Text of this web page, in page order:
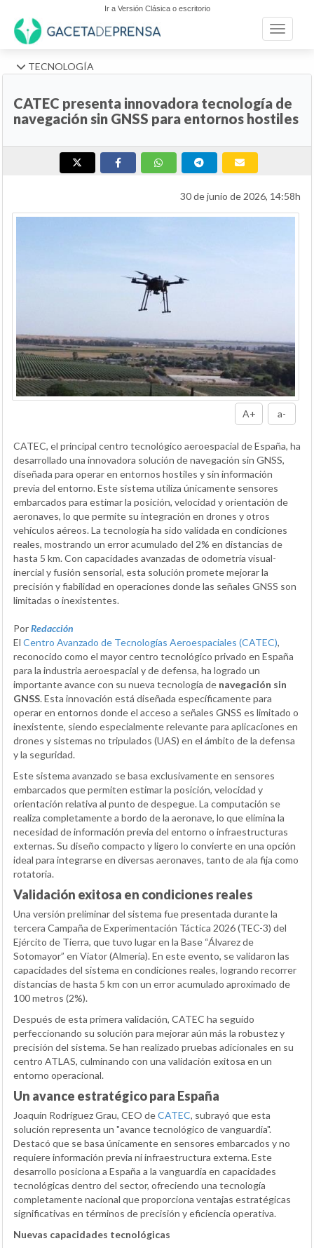
Ir a Versión Clásica o escritorio
Toggle
TECNOLOGÍA
CATEC presenta innovadora tecnología de
navegación sin GNSS para entornos hostiles
30 de junio de 2026, 14:58h
A+ a-
CATEC, el principal centro tecnológico aeroespacial de España, ha
desarrollado una innovadora solución de navegación sin GNSS,
diseñada para operar en entornos hostiles y sin información
previa del entorno. Este sistema utiliza únicamente sensores
embarcados para estimar la posición, velocidad y orientación de
aeronaves, lo que permite su integración en drones y otros
vehículos aéreos. La tecnología ha sido validada en condiciones
reales, mostrando un error acumulado del 2% en distancias de
hasta 5 km. Con capacidades avanzadas de odometría visual-
inercial y fusión sensorial, esta solución promete mejorar la
precisión y fiabilidad en operaciones donde las señales GNSS son
limitadas o inexistentes.
PorRedacción
El Centro Avanzado de Tecnologías Aeroespaciales (CATEC),
reconocido como el mayor centro tecnológico privado en España
para la industria aeroespacial y de defensa, ha logrado un
importante avance con su nueva tecnología de navegación sin
GNSS. Esta innovación está diseñada específicamente para
operar en entornos donde el acceso a señales GNSS es limitado o
inexistente, siendo especialmente relevante para aplicaciones en
drones y sistemas no tripulados (UAS) en el ámbito de la defensa
y la seguridad.
Este sistema avanzado se basa exclusivamente en sensores
embarcados que permiten estimar la posición, velocidad y
orientación relativa al punto de despegue. La computación se
realiza completamente a bordo de la aeronave, lo que elimina la
necesidad de información previa del entorno o infraestructuras
externas. Su diseño compacto y ligero lo convierte en una opción
ideal para integrarse en diversas aeronaves, tanto de ala fija como
rotatoria.
Validación exitosa en condiciones reales
Una versión preliminar del sistema fue presentada durante la
tercera Campaña de Experimentación Táctica 2026 (TEC-3) del
Ejército de Tierra, que tuvo lugar en la Base “Álvarez de
Sotomayor” en Viator (Almería). En este evento, se validaron las
capacidades del sistema en condiciones reales, logrando recorrer
distancias de hasta 5 km con un error acumulado aproximado de
100 metros (2%).
Después de esta primera validación, CATEC ha seguido
perfeccionando su solución para mejorar aún más la robustez y
precisión del sistema. Se han realizado pruebas adicionales en su
centro ATLAS, culminando con una validación exitosa en un
entorno operacional.
Un avance estratégico para España
Joaquín Rodríguez Grau, CEO deCATEC, subrayó que esta
solución representa un "avance tecnológico de vanguardia".
Destacó que se basa únicamente en sensores embarcados y no
requiere información previa ni infraestructura externa. Este
desarrollo posiciona a España a la vanguardia en capacidades
tecnológicas dentro del sector, ofreciendo una tecnología
completamente nacional que proporciona ventajas estratégicas
significativas en términos de precisión y eficiencia operativa.
Nuevas capacidades tecnológicas